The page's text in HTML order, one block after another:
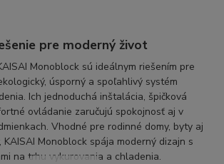
pre moderný život
Monoblock sú ideálnym riešením pre
úsporný a spoľahlivý systém
Ich jednoduchá inštalácia, špičková
ovládanie zaručujú spokojnosť aj v
Vhodné pre rodinné domy, byty aj
KAISAI Monoblock spája moderný dizajn s
na trhu vykurovania a chladenia.